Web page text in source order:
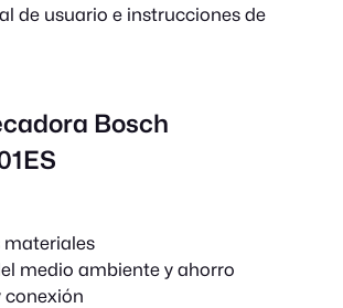
de usuario e instrucciones de
Bosch
materiales
medio ambiente y ahorro
conexión